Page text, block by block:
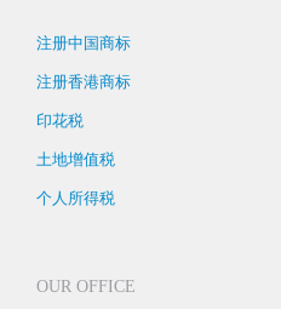
注册中国商标
注册香港商标
印花税
土地增值税
个人所得税
OUR OFFICE